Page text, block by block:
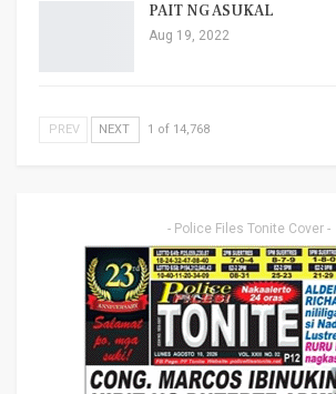
PAIT NG ASUKAL
Aug 19, 2022
PREV NEXT 1 of 14,768
- Police Files Tonite Cover -